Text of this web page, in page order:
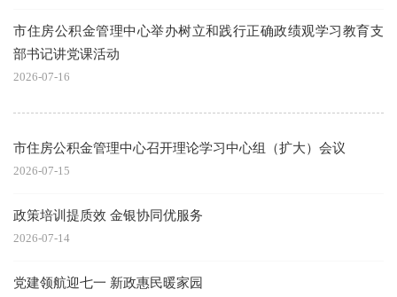
市住房公积金管理中心举办树立和践行正确政绩观学习教育支
部书记讲党课活动
2026-07-16
市住房公积金管理中心召开理论学习中心组（扩大）会议
2026-07-15
政策培训提质效 金银协同优服务
2026-07-14
党建领航迎七一 新政惠民暖家园